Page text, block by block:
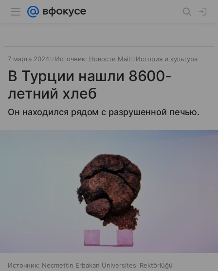
7 марта 2024 Источник: Новости Mail История и культура
В Турции нашли 8600-
летний хлеб
Он находился рядом с разрушенной печью.
Источник: Necmettin Erbakan Üniversitesi Rektörlüğü